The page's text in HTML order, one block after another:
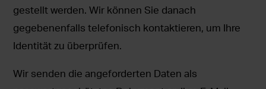
gestellt werden. Wir können Sie danach
gegebenenfalls telefonisch kontaktieren, um Ihre
Identität zu überprüfen.
Wir senden die angeforderten Daten als